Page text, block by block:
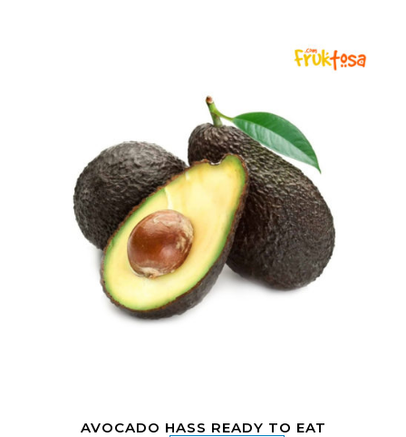
AVOCADO HASS READY TO EAT